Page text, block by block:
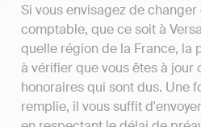
Si vous envisagez de
comptable, que ce soit à
quelle région de la France, la
à vérifier que vous êtes à jour
honoraires qui sont dus. Une
remplie, il vous suffit